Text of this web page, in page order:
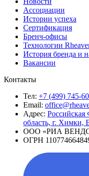
Ассоциации
Истории успеха
Сертификация
Бренч-офисы
Технологии
История бренда и
Вакансии
Контакты
Тел: +7 (499) 745-
Email:
Адрес: Российская
область, г. Химки,
ООО «РИА
ОГРН